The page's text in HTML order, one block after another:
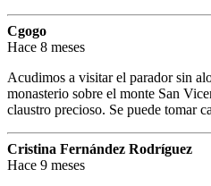
Cgogo
Hace 8 meses
Acudimos a visitar el parador sin
monasterio sobre el monte San
claustro precioso. Se puede tomar
Cristina Fernández Rodríguez
Hace 9 meses